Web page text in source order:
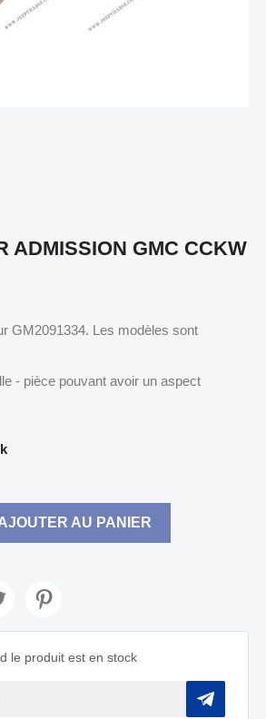
ADMISSION GMC CCKW
GM2091334. Les modèles sont
- pièce pouvant avoir un aspect
AU PANIER
le produit est en stock